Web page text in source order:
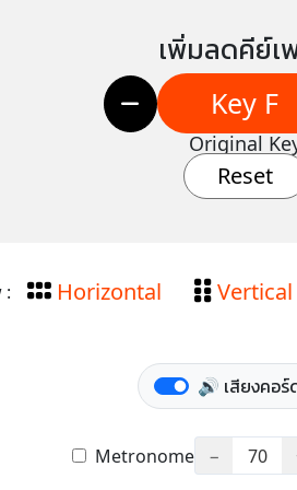
เพิ่มลดคีย์เ
Key F
Original
Reset
: Horizontal Vertical
🔊 เสียงคอร์
Metronome − 70